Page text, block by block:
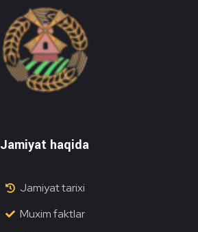
Jamiyat haqida
Jamiyat tarixi
Muxim faktlar